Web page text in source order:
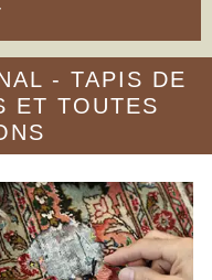
- TAPIS DE
ET TOUTES